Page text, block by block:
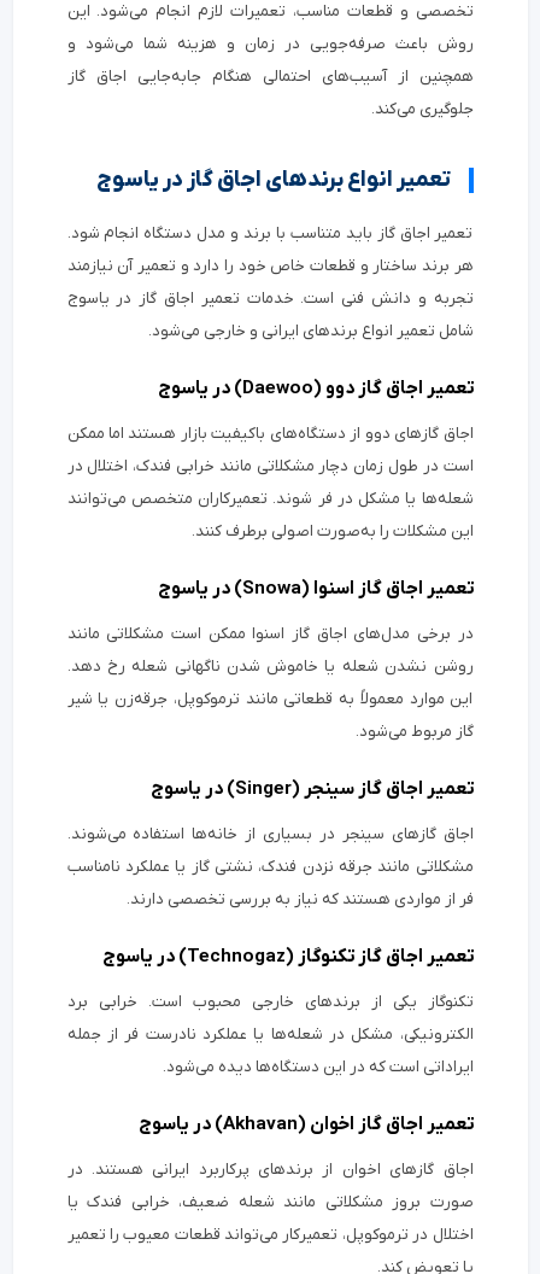
تخصصی و قطعات مناسب، تعمیرات لازم انجام می‌شود. این
روش باعث صرفه‌جویی در زمان و هزینه شما می‌شود و
همچنین از آسیب‌های احتمالی هنگام جابه‌جایی اجاق گاز
جلوگیری می‌کند.
تعمیر انواع برندهای اجاق گاز در یاسوج
تعمیر اجاق گاز باید متناسب با برند و مدل دستگاه انجام شود.
هر برند ساختار و قطعات خاص خود را دارد و تعمیر آن نیازمند
تجربه و دانش فنی است. خدمات تعمیر اجاق گاز در یاسوج
شامل تعمیر انواع برندهای ایرانی و خارجی می‌شود.
تعمیر اجاق گاز دوو (Daewoo) در یاسوج
اجاق گازهای دوو از دستگاه‌های باکیفیت بازار هستند اما ممکن
است در طول زمان دچار مشکلاتی مانند خرابی فندک، اختلال در
شعله‌ها یا مشکل در فر شوند. تعمیرکاران متخصص می‌توانند
این مشکلات را به‌صورت اصولی برطرف کنند.
تعمیر اجاق گاز اسنوا (Snowa) در یاسوج
در برخی مدل‌های اجاق گاز اسنوا ممکن است مشکلاتی مانند
روشن نشدن شعله یا خاموش شدن ناگهانی شعله رخ دهد.
این موارد معمولاً به قطعاتی مانند ترموکوپل، جرقه‌زن یا شیر
گاز مربوط می‌شود.
تعمیر اجاق گاز سینجر (Singer) در یاسوج
اجاق گازهای سینجر در بسیاری از خانه‌ها استفاده می‌شوند.
مشکلاتی مانند جرقه نزدن فندک، نشتی گاز یا عملکرد نامناسب
فر از مواردی هستند که نیاز به بررسی تخصصی دارند.
تعمیر اجاق گاز تکنوگاز (Technogaz) در یاسوج
تکنوگاز یکی از برندهای خارجی محبوب است. خرابی برد
الکترونیکی، مشکل در شعله‌ها یا عملکرد نادرست فر از جمله
ایراداتی است که در این دستگاه‌ها دیده می‌شود.
تعمیر اجاق گاز اخوان (Akhavan) در یاسوج
اجاق گازهای اخوان از برندهای پرکاربرد ایرانی هستند. در
صورت بروز مشکلاتی مانند شعله ضعیف، خرابی فندک یا
اختلال در ترموکوپل، تعمیرکار می‌تواند قطعات معیوب را تعمیر
یا تعویض کند.